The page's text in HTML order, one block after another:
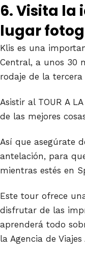
6. Visita la
lugar
Klis es una
Central, a unos 30
rodaje de la
Asistir al TOUR A
de las mejores
Así que asegúrate
antelación, para
mientras estés en
Este tour ofrece
disfrutar de las
aprenderá todo
la Agencia de